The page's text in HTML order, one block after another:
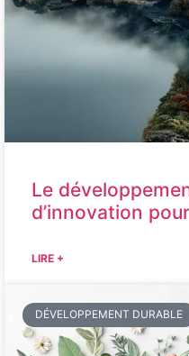
Le
d’innovation
LIRE +
DÉVELOPPEMENT DURABLE